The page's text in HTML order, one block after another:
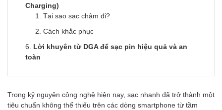
Charging)
Tại sao sạc chậm đi?
Cách khắc phục
Lời khuyên từ DGA để sạc pin hiệu quả và an
toàn
Trong kỷ nguyên công nghệ hiện nay, sạc nhanh đã trở thành một
tiêu chuẩn không thể thiếu trên các dòng smartphone từ tầm